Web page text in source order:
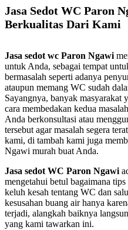
Jasa Sedot WC Paron
Berkualitas Dari Kami
Jasa sedot wc Paron Ngawi
untuk Anda, sebagai tempat
bermasalah seperti adanya
ataupun memang WC sudah
Sayangnya, banyak masyarakat
cara membedakan kedua
Anda berkonsultasi atau
tersebut agar masalah segera
kami, di tambah kami juga
Ngawi murah buat Anda.
Jasa sedot WC Paron Ngawi
mengetahui betul bagaimana
keluh kesah tentang WC dan
kesusahan buang air hanya
terjadi, alangkah baiknya
yang kami tawarkan ini.